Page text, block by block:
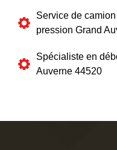
Service de
pression Grand
Spécialiste en
Auverne 44520